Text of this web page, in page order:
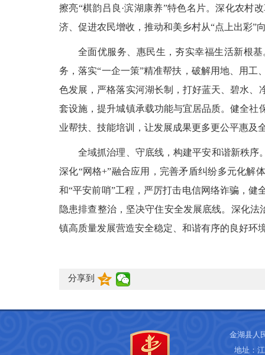
擦亮“棋韵吕良·滨湖康养”特色名片。深化农村
济、促进农民增收，推动和美乡村从“点上出彩”
全面优服务、惠民生，夯实幸福生活新根
务，落实“一企一策”精准帮扶，破解用地、用
色发展，严格落实河湖长制，打好蓝天、碧水
套设施，提升城镇承载功能与宜居品质。健全
业帮扶、技能培训，让发展成果更多更公平惠及
全域抓治理、守底线，构建平安和谐新秩序
深化“网格+”融合应用，完善矛盾纠纷多元化解
和“平安前哨”工程，严厉打击电信网络诈骗，
隐患排查整治，坚决守住安全发展底线。深化
镇高质量发展营造安全稳定、和谐有序的良好环
分享到
金湖县人
地址：